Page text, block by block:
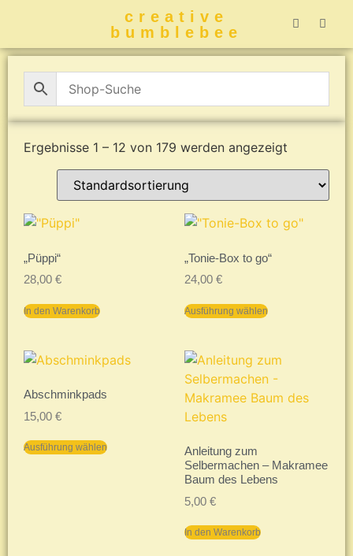
creative
bumblebee
Ergebnisse 1 – 12 von 179 werden angezeigt
„Püppi“
28,00 €
In den Warenkorb
„Tonie-Box to go“
24,00 €
Ausführung wählen
Abschminkpads
15,00 €
Ausführung wählen
Anleitung zum
Selbermachen – Makramee
Baum des Lebens
5,00 €
In den Warenkorb